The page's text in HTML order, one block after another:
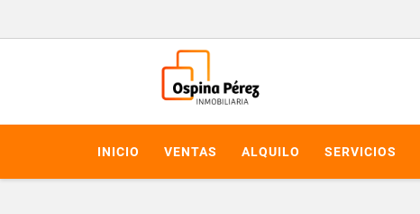
INICIO VENTAS ALQUILO SERVICIOS